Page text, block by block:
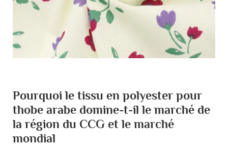
Pourquoi le tissu en polyester pour
thobe arabe domine-t-il le marché de
la région du CCG et le marché
mondial